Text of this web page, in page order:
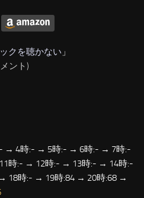
クを聴かない 」
ント)
→ 4時:- → 5時:- → 6時:- → 7時:-
時:- → 12時:- → 13時:- → 14時:-
18時:- → 19時:84 → 20時:68 →